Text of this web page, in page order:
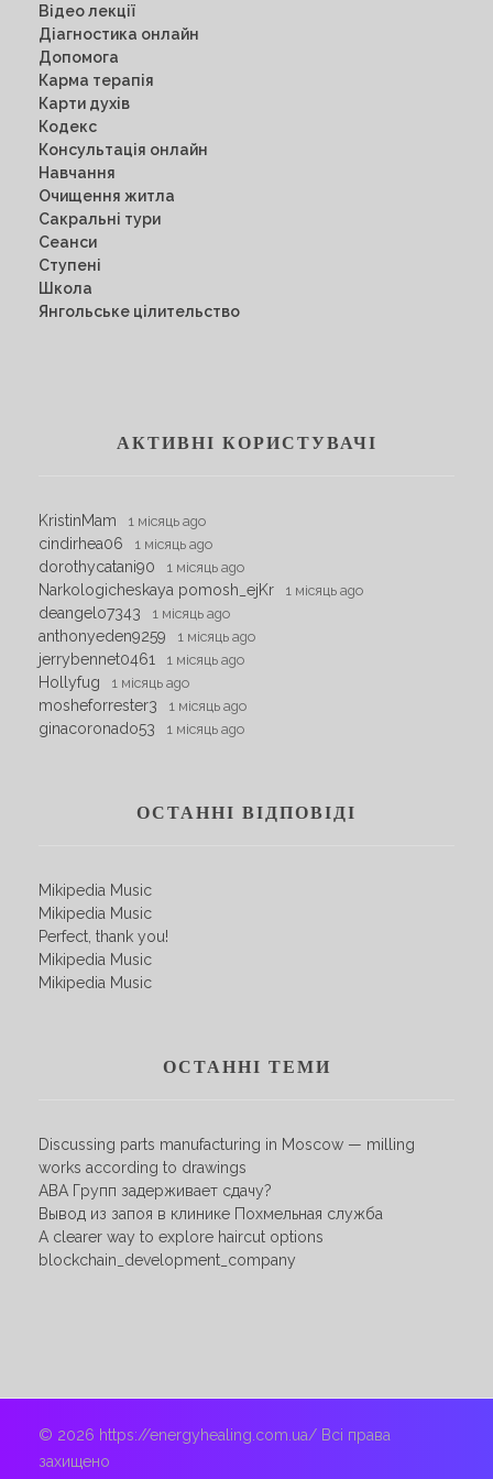
Відео лекції
Діагностика онлайн
Допомога
Карма терапія
Карти духів
Кодекс
Консультація онлайн
Навчання
Очищення житла
Сакральні тури
Сеанси
Ступені
Школа
Янгольське цілительство
АКТИВНІ КОРИСТУВАЧІ
KristinMam 1 місяць ago
cindirhea06 1 місяць ago
dorothycatani90 1 місяць ago
Narkologicheskaya pomosh_ejKr 1 місяць ago
deangelo7343 1 місяць ago
anthonyeden9259 1 місяць ago
jerrybennet0461 1 місяць ago
Hollyfug 1 місяць ago
mosheforrester3 1 місяць ago
ginacoronado53 1 місяць ago
ОСТАННІ ВІДПОВІДІ
Mikipedia Music
Mikipedia Music
Perfect, thank you!
Mikipedia Music
Mikipedia Music
ОСТАННІ ТЕМИ
Discussing parts manufacturing in Moscow — milling
works according to drawings
АВА Групп задерживает сдачу?
Вывод из запоя в клинике Похмельная служба
A clearer way to explore haircut options
blockchain_development_company
© 2026 https://energyhealing.com.ua/ Всі права
захищено